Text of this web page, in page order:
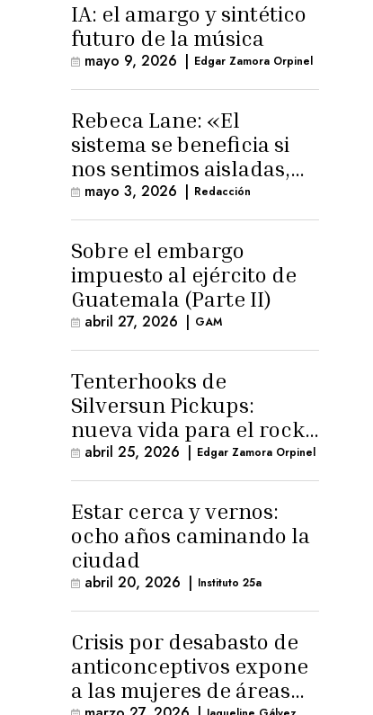
IA: el amargo y sintético
futuro de la música
mayo 9, 2026 | Edgar Zamora Orpinel
Rebeca Lane: «El
sistema se beneficia si
nos sentimos aisladas,
sin esperanza o espacio
para la ternura»
mayo 3, 2026 | Redacción
Sobre el embargo
impuesto al ejército de
Guatemala (Parte II)
abril 27, 2026 | GAM
Tenterhooks de
Silversun Pickups:
nueva vida para el rock
alternativo
abril 25, 2026 | Edgar Zamora Orpinel
Estar cerca y vernos:
ocho años caminando la
ciudad
abril 20, 2026 | Instituto 25a
Crisis por desabasto de
anticonceptivos expone
a las mujeres de áreas